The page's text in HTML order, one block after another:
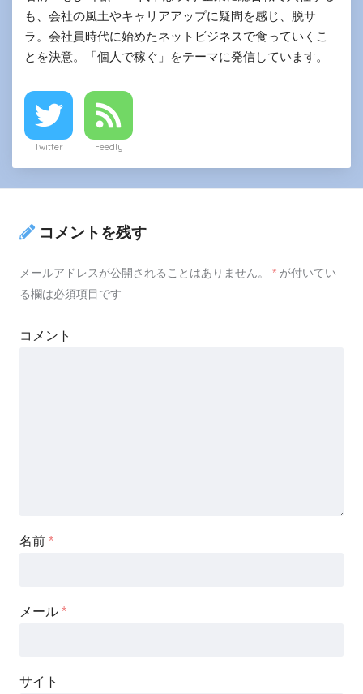
も、会社の風土やキャリアアップに疑問を感じ、脱サ
ラ。会社員時代に始めたネットビジネスで食っていくこ
とを決意。「個人で稼ぐ」をテーマに発信しています。
Twitter Feedly
コメントを残す
メールアドレスが公開されることはありません。 * が付いてい
る欄は必須項目です
コメント
名前 *
メール *
サイト